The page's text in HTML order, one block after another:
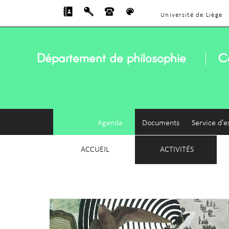
Université de Liège
Département de philosophie
Agenda Documents Service
ACCUEIL ACTIVITÉS